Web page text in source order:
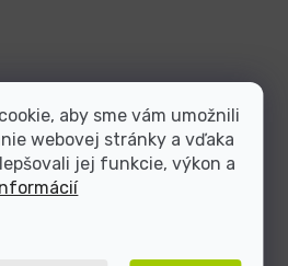
aby sme vám umožnili
webovej stránky a vďaka
jej funkcie, výkon a